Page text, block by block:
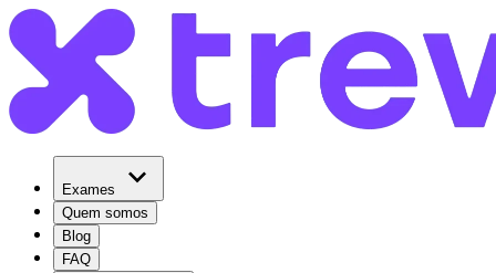
Exames
Quem somos
Blog
FAQ